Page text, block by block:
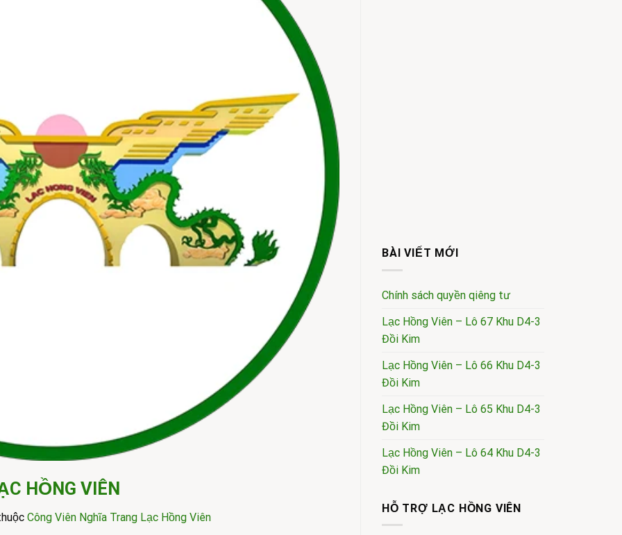
HỒNG VIÊN
Công Viên Nghĩa Trang Lạc Hồng Viên
BÀI VIẾT MỚI
Chính sách quyền qiêng tư
Lạc Hồng Viên – Lô 67 Khu D4-3
Đồi Kim
Lạc Hồng Viên – Lô 66 Khu D4-3
Đồi Kim
Lạc Hồng Viên – Lô 65 Khu D4-3
Đồi Kim
Lạc Hồng Viên – Lô 64 Khu D4-3
Đồi Kim
HỖ TRỢ LẠC HỒNG VIÊN